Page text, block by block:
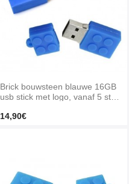
Brick bouwsteen blauwe 16GB
usb stick met logo, vanaf 5 stuk
14,90€